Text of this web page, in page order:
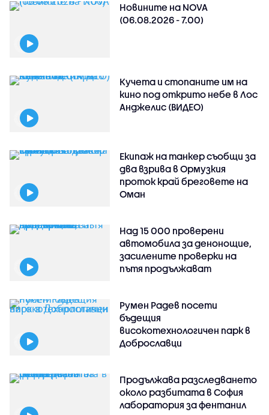
Новините на NOVA
(06.08.2026 - 7.00)
Кучета и стопаните им на
кино под открито небе в Лос
Анджелис (ВИДЕО)
Екипаж на танкер съобщи за
два взрива в Ормузкия
проток край бреговете на
Оман
Над 15 000 проверени
автомобила за денонощие,
засилените проверки на
пътя продължават
Румен Радев посети
бъдещия
високотехнологичен парк в
Доброславци
Продължава разследването
около разбитата в София
лаборатория за фентанил